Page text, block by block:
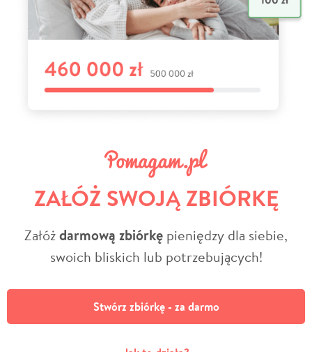
ZAŁÓŻ SWOJĄ ZBIÓRKĘ
Załóżdarmową zbiórkę pieniędzy dla siebie,
swoich bliskich lub potrzebujących!
Stwórz zbiórkę - za darmo